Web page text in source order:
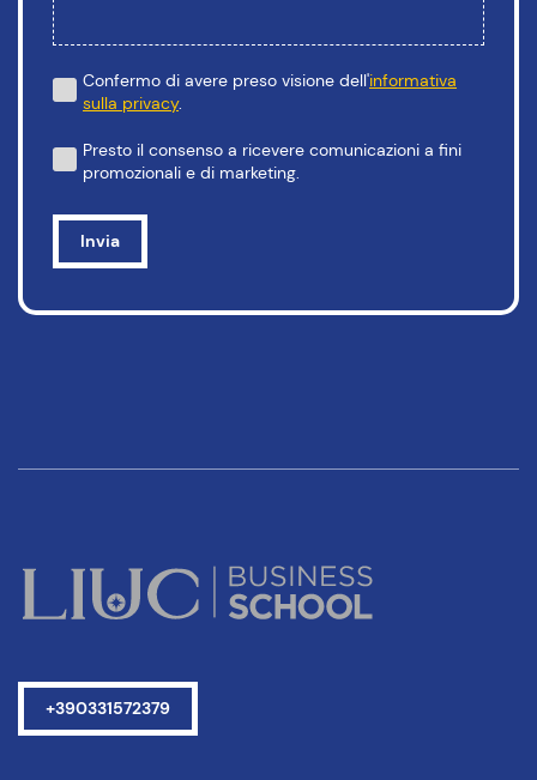
Confermo di avere preso visione dell'informativa
sulla privacy.
Presto il consenso a ricevere comunicazioni a fini
promozionali e di marketing.
+390331572379